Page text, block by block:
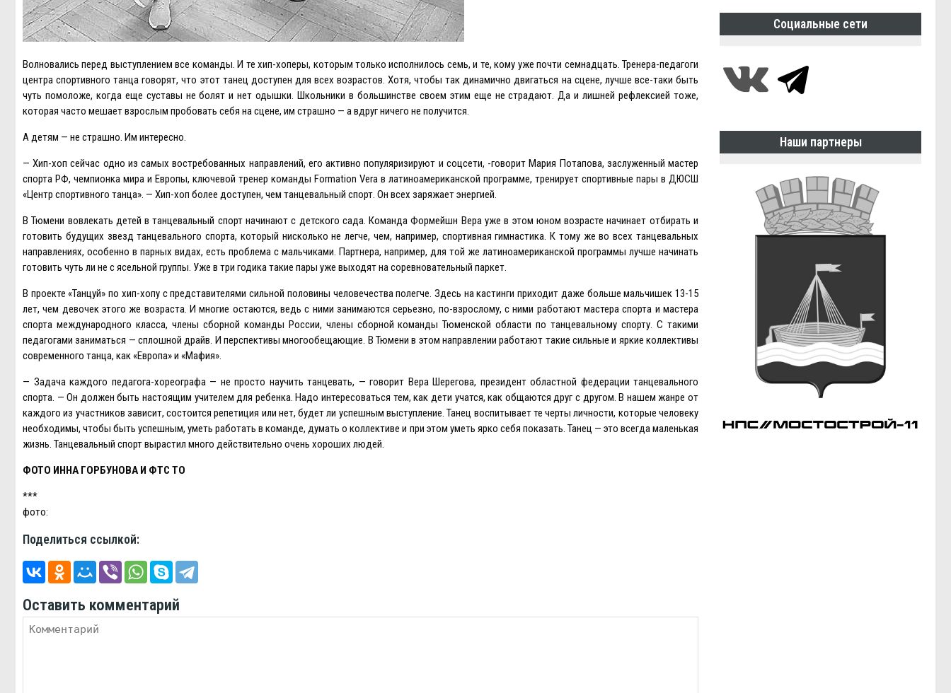
Волновались перед выступлением все команды. И те хип-хоперы, которым только исполнилось семь, и те, кому уже почти семнадцать. Тренера-педагоги
центра спортивного танца говорят, что этот танец доступен для всех возрастов. Хотя, чтобы так динамично двигаться на сцене, лучше все-таки быть
чуть помоложе, когда еще суставы не болят и нет одышки. Школьники в большинстве своем этим еще не страдают. Да и лишней рефлексией тоже,
которая часто мешает взрослым пробовать себя на сцене, им страшно — а вдруг ничего не получится.
А детям — не страшно. Им интересно.
— Хип-хоп сейчас одно из самых востребованных направлений, его активно популяризируют и соцсети, -говорит Мария Потапова, заслуженный мастер
спорта РФ, чемпионка мира и Eвропы, ключевой тренер команды Formation Vera в латиноамериканской программе, тренирует спортивные пары в ДЮСШ
«Центр спортивного танца». — Хип-хоп более доступен, чем танцевальный спорт. Он всех заряжает энергией.
В Тюмени вовлекать детей в танцевальный спорт начинают с детского сада. Команда Формейшн Вера уже в этом юном возрасте начинает отбирать и
готовить будущих звезд танцевального спорта, который нисколько не легче, чем, например, спортивная гимнастика. К тому же во всех танцевальных
направлениях, особенно в парных видах, есть проблема с мальчиками. Партнера, например, для той же латиноамериканской программы лучше начинать
готовить чуть ли не с ясельной группы. Уже в три годика такие пары уже выходят на соревновательный паркет.
В проекте «Танцуй» по хип-хопу с представителями сильной половины человечества полегче. Здесь на кастинги приходит даже больше мальчишек 13-15
лет, чем девочек этого же возраста. И многие остаются, ведь с ними занимаются серьезно, по-взрослому, с ними работают мастера спорта и мастера
спорта международного класса, члены сборной команды России, члены сборной команды Тюменской области по танцевальному спорту. С такими
педагогами заниматься — сплошной драйв. И перспективы многообещающие. В Тюмени в этом направлении работают такие сильные и яркие коллективы
современного танца, как «Eвропа» и «Мафия».
— Задача каждого педагога-хореографа — не просто научить танцевать, — говорит Вера Шерегова, президент областной федерации танцевального
спорта. — Он должен быть настоящим учителем для ребенка. Надо интересоваться тем, как дети учатся, как общаются друг с другом. В нашем жанре от
каждого из участников зависит, состоится репетиция или нет, будет ли успешным выступление. Танец воспитывает те черты личности, которые человеку
необходимы, чтобы быть успешным, уметь работать в команде, думать о коллективе и при этом уметь ярко себя показать. Танец — это всегда маленькая
жизнь. Танцевальный спорт вырастил много действительно очень хороших людей.
ФОТО ИННА ГОРБУНОВА И ФТС ТО
***
фото:
Поделиться ссылкой:
Оставить комментарий
Социальные сети
Наши партнеры